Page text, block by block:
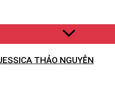
THẢO NGUYỄN